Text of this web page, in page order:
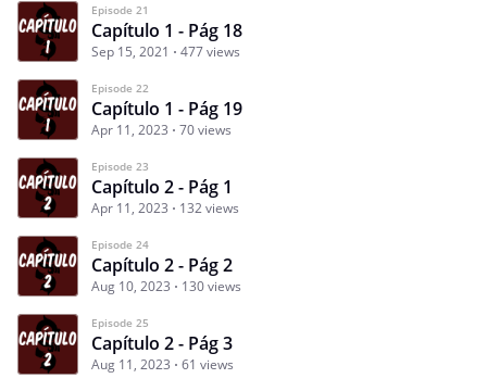
Episode 21
Capítulo 1 - Pág 18
Sep 15, 2021 477 views
Episode 22
Capítulo 1 - Pág 19
Apr 11, 2023 70 views
Episode 23
Capítulo 2 - Pág 1
Apr 11, 2023 132 views
Episode 24
Capítulo 2 - Pág 2
Aug 10, 2023 130 views
Episode 25
Capítulo 2 - Pág 3
Aug 11, 2023 61 views